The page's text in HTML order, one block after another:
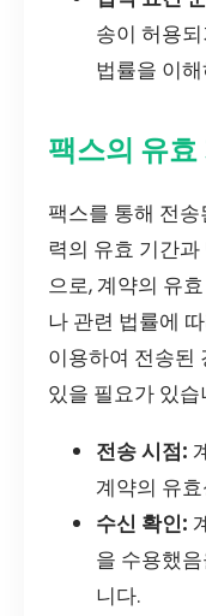
송이 허용
법률을 이
팩스의 유
팩스를 통해 전
력의 유효 기간
으로, 계약의 유
나 관련 법률에
이용하여 전송된
있을 필요가 있습
전송 시점:
계약의 유
수신 확인:
을 수용했
니다.